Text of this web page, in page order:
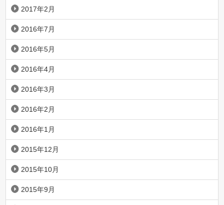
2017年2月
2016年7月
2016年5月
2016年4月
2016年3月
2016年2月
2016年1月
2015年12月
2015年10月
2015年9月